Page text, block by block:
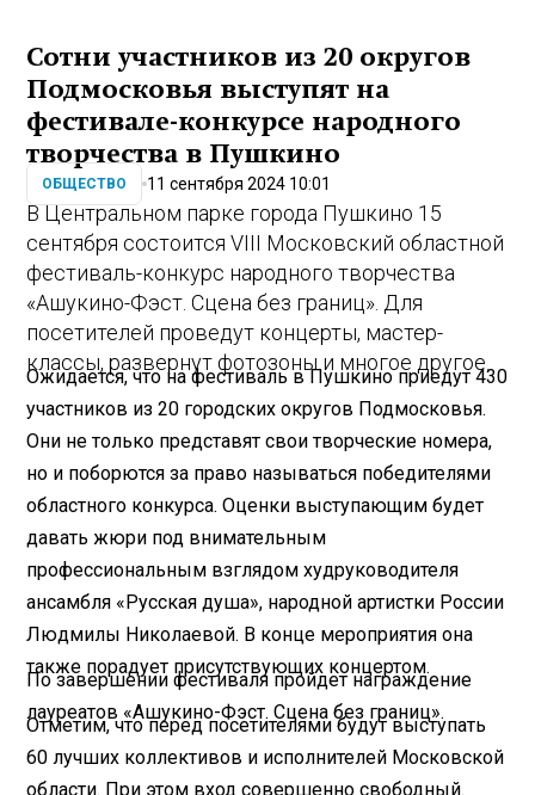
Сотни участников из 20 округов
Подмосковья выступят на
фестивале-конкурсе народного
творчества в Пушкино
ОБЩЕСТВО 11 сентября 2024 10:01
В Центральном парке города Пушкино 15
сентября состоится VIII Московский областной
фестиваль-конкурс народного творчества
«Ашукино-Фэст. Сцена без границ». Для
посетителей проведут концерты, мастер-
классы, развернут фотозоны и многое другое.
Ожидается, что на фестиваль в Пушкино приедут 430
участников из 20 городских округов Подмосковья.
Они не только представят свои творческие номера,
но и поборются за право называться победителями
областного конкурса. Оценки выступающим будет
давать жюри под внимательным
профессиональным взглядом худруководителя
ансамбля «Русская душа», народной артистки России
Людмилы Николаевой. В конце мероприятия она
также порадует присутствующих концертом.
По завершении фестиваля пройдет награждение
лауреатов «Ашукино-Фэст. Сцена без границ».
Отметим, что перед посетителями будут выступать
60 лучших коллективов и исполнителей Московской
области. При этом вход совершенно свободный.